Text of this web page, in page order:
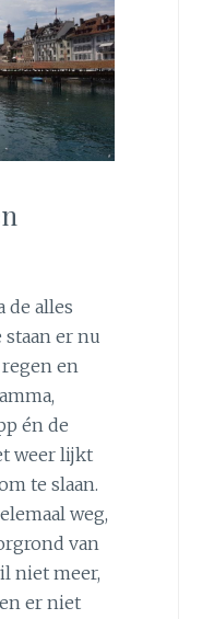
de alles
er nu
en
én de
weer lijkt
te slaan.
weg,
van
niet meer,
er niet